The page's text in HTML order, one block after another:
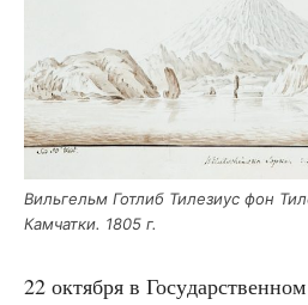
Виль­гельм Гот­либ Тиле­зи­ус фон
Кам­чат­ки. 1805 г.
22 октяб­ря в